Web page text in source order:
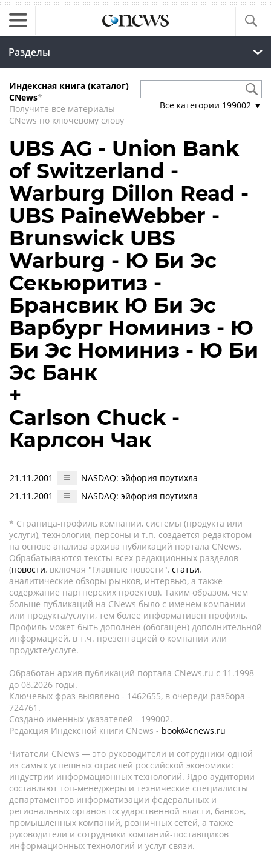
Разделы
Индексная книга (каталог)
CNews*
Получите все материалы
CNews по ключевому слову
Все категории 199002 ▼
UBS AG - Union Bank
of Switzerland -
Warburg Dillon Read -
UBS PaineWebber -
Brunswick UBS
Warburg - Ю Би Эс
Секьюритиз -
Брансвик Ю Би Эс
Варбург Номиниз - Ю
Би Эс Номиниз - Ю Би
Эс Банк
+
Carlson Chuck -
Карлсон Чак
21.11.2001
NASDAQ: эйфория поутихла
21.11.2001
NASDAQ: эйфория поутихла
* Страница-профиль компании, системы (продукта или
услуги), технологии, персоны и т.п. создается редактором
на основе анализа архива публикаций портала CNews.
Обрабатываются тексты всех редакционных разделов
(новости, включая "Главные новости", статьи,
аналитические обзоры рынков, интервью, а также
содержание партнёрских проектов). Таким образом, чем
больше публикаций на CNews было с именем компании
или продукта/услуги, тем более информативен профиль.
Профиль может быть дополнен (обогащен) дополнительной
информацией, в т.ч. презентацией о компании или
продукте/услуге.
Обработан архив публикаций портала CNews.ru c 11.1998
до 08.2026 годы.
Ключевых фраз выявлено - 1462655, в очереди разбора -
724761.
Создано именных указателей - 199002.
Редакция Индексной книги CNews - book@cnews.ru
Читатели CNews — это руководители и сотрудники одной
из самых успешных отраслей российской экономики:
индустрии информационных технологий. Ядро аудитории
составляют топ-менеджеры и технические специалисты
департаментов информатизации федеральных и
региональных органов государственной власти, банков,
промышленных компаний, розничных сетей, а также
руководители и сотрудники компаний-поставщиков
информационных технологий и услуг связи.